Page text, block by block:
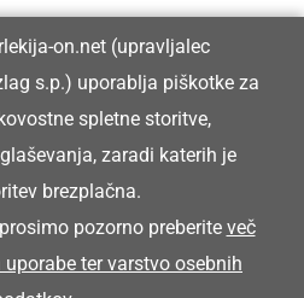
on.net (upravljalec
s.p.) uporablja piškotke za
spletne storitve,
zaradi katerih je
brezplačna.
pozorno preberite več
uporabe ter varstvo osebnih